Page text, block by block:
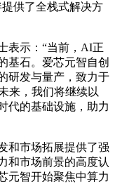
供了全栈式解决方
示：“当前，AI正
基石。爱芯元智自创
研发与量产，致力于
来，我们将继续以
代的基础设施，助力
市场拓展提供了强
和市场前景的高度认
元智开始聚焦中算力